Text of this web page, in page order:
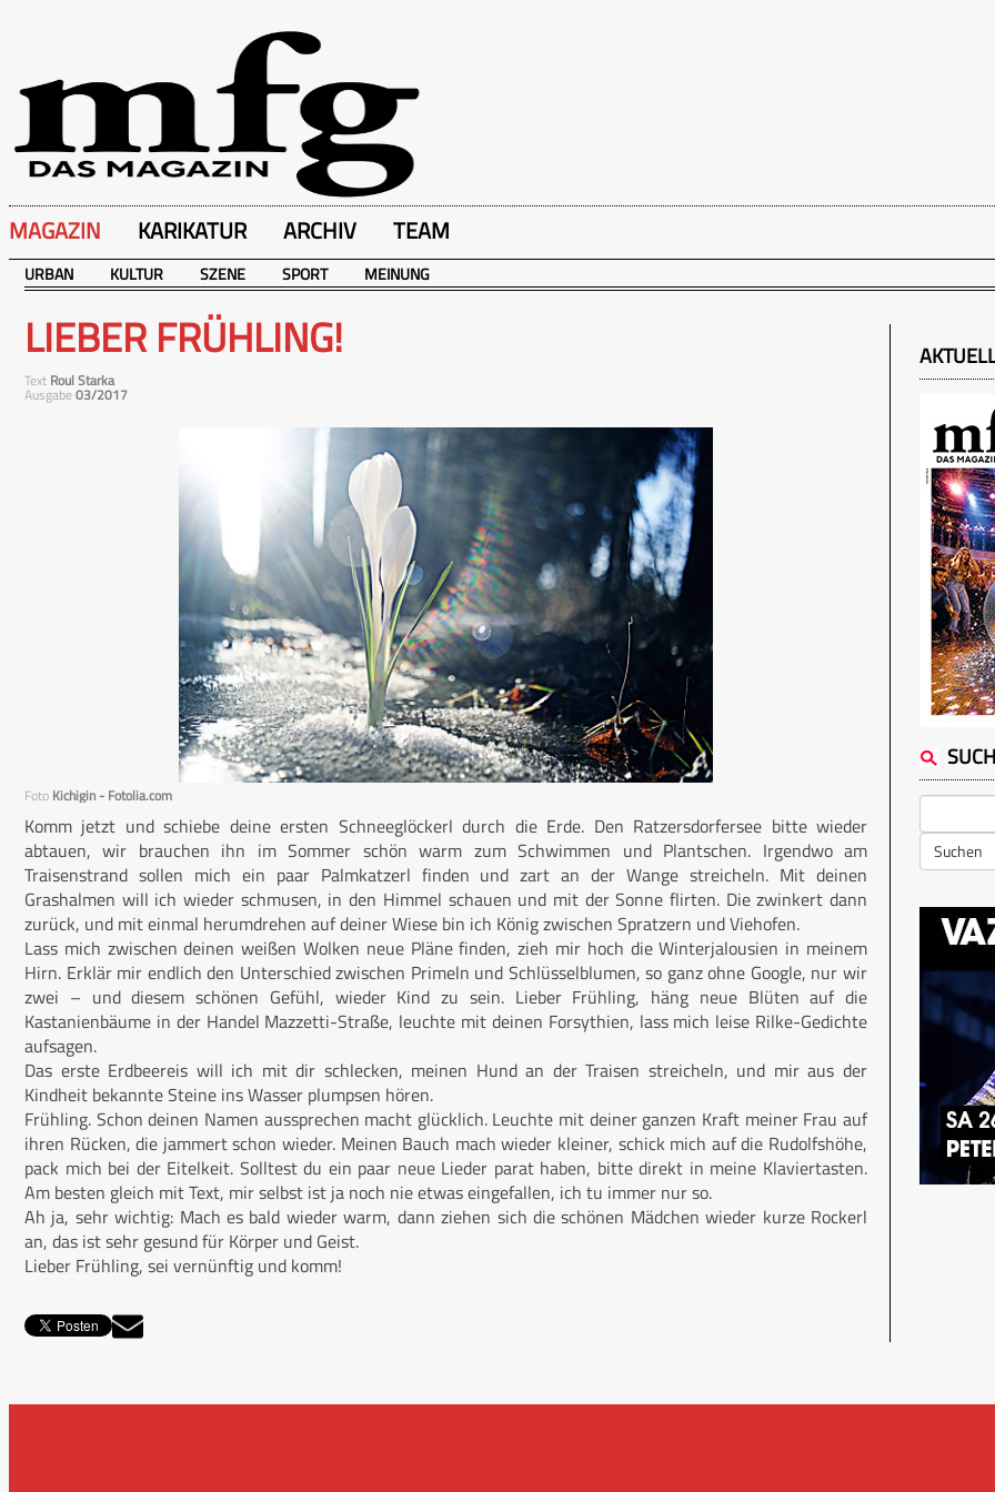
MAGAZIN KARIKATUR ARCHIV TEAM
URBAN KULTUR SZENE SPORT MEINUNG
LIEBER FRÜHLING!
Text Roul Starka
Ausgabe03/2017
Foto Kichigin - Fotolia.com
Komm jetzt und schiebe deine ersten Schneeglöckerl durch die Erde. Den Ratzersdorfersee bitte wieder
abtauen, wir brauchen ihn im Sommer schön warm zum Schwimmen und Plantschen. Irgendwo am
Traisenstrand sollen mich ein paar Palmkatzerl finden und zart an der Wange streicheln. Mit deinen
Grashalmen will ich wieder schmusen, in den Himmel schauen und mit der Sonne flirten. Die zwinkert dann
zurück, und mit einmal herumdrehen auf deiner Wiese bin ich König zwischen Spratzern und Viehofen.
Lass mich zwischen deinen weißen Wolken neue Pläne finden, zieh mir hoch die Winterjalousien in meinem
Hirn. Erklär mir endlich den Unterschied zwischen Primeln und Schlüsselblumen, so ganz ohne Google, nur wir
zwei – und diesem schönen Gefühl, wieder Kind zu sein. Lieber Frühling, häng neue Blüten auf die
Kastanienbäume in der Handel Mazzetti-Straße, leuchte mit deinen Forsythien, lass mich leise Rilke-Gedichte
aufsagen.
Das erste Erdbeereis will ich mit dir schlecken, meinen Hund an der Traisen streicheln, und mir aus der
Kindheit bekannte Steine ins Wasser plumpsen hören.
Frühling. Schon deinen Namen aussprechen macht glücklich. Leuchte mit deiner ganzen Kraft meiner Frau auf
ihren Rücken, die jammert schon wieder. Meinen Bauch mach wieder kleiner, schick mich auf die Rudolfshöhe,
pack mich bei der Eitelkeit. Solltest du ein paar neue Lieder parat haben, bitte direkt in meine Klaviertasten.
Am besten gleich mit Text, mir selbst ist ja noch nie etwas eingefallen, ich tu immer nur so.
Ah ja, sehr wichtig: Mach es bald wieder warm, dann ziehen sich die schönen Mädchen wieder kurze Rockerl
an, das ist sehr gesund für Körper und Geist.
Lieber Frühling, sei vernünftig und komm!
Suchen